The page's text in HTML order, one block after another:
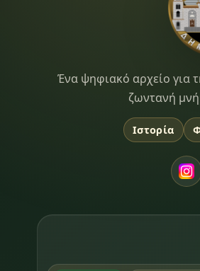
Dimitsana.gr
Ένα ψηφιακό αρχείο για
ζωντανή
Ιστορία